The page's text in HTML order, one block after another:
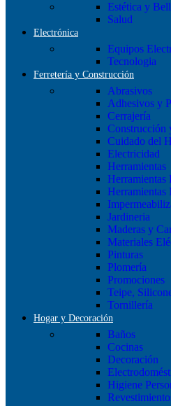
Estética y
Salud
Electrónica
Equipos
Tecnologia
Ferretería y Construcción
Abrasivos
Adhesivos y
Cerrajería
Construcción
Cuidado del
Electricidad
Herramientas
Herramientas
Herramientas
Jardineria
Maderas y
Materiales
Pinturas
Plomería
Promociones
Teipe,
Tornillería
Hogar y Decoración
Baños
Cocinas
Decoración
Higiene